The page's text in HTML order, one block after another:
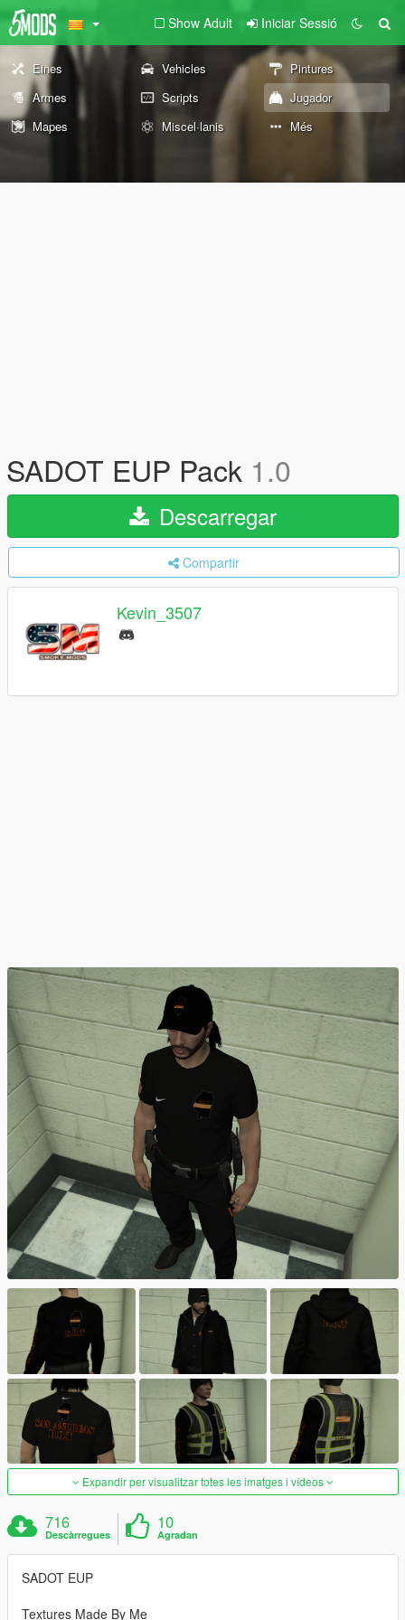
Show Adult Iniciar Sessió
Eines Vehicles
Pintures
Armes
Scripts
Jugador
Mapes
Miscel·lanis Més
SADOT EUP Pack 1.0
Descarregar
Compartir
Kevin_3507
Expandir per visualitzar totes les imatges i vídeos
716
Descàrregues
10
Agradan
SADOT EUP
Textures Made By Me